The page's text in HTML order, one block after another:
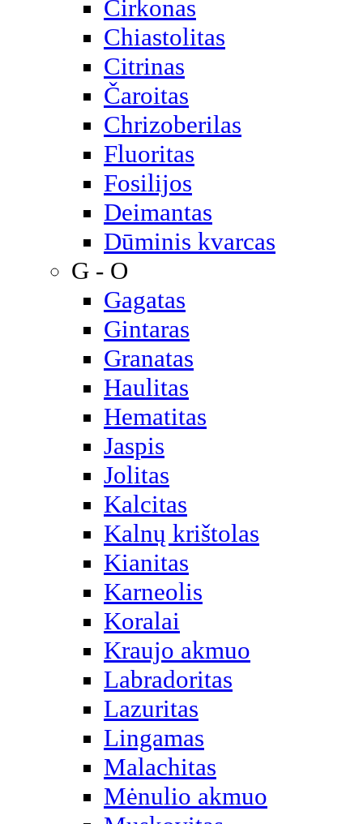
Cirkonas
Chiastolitas
Citrinas
Čaroitas
Chrizoberilas
Fluoritas
Fosilijos
Deimantas
Dūminis kvarcas
G - O
Gagatas
Gintaras
Granatas
Haulitas
Hematitas
Jaspis
Jolitas
Kalcitas
Kalnų krištolas
Kianitas
Karneolis
Koralai
Kraujo akmuo
Labradoritas
Lazuritas
Lingamas
Malachitas
Mėnulio akmuo